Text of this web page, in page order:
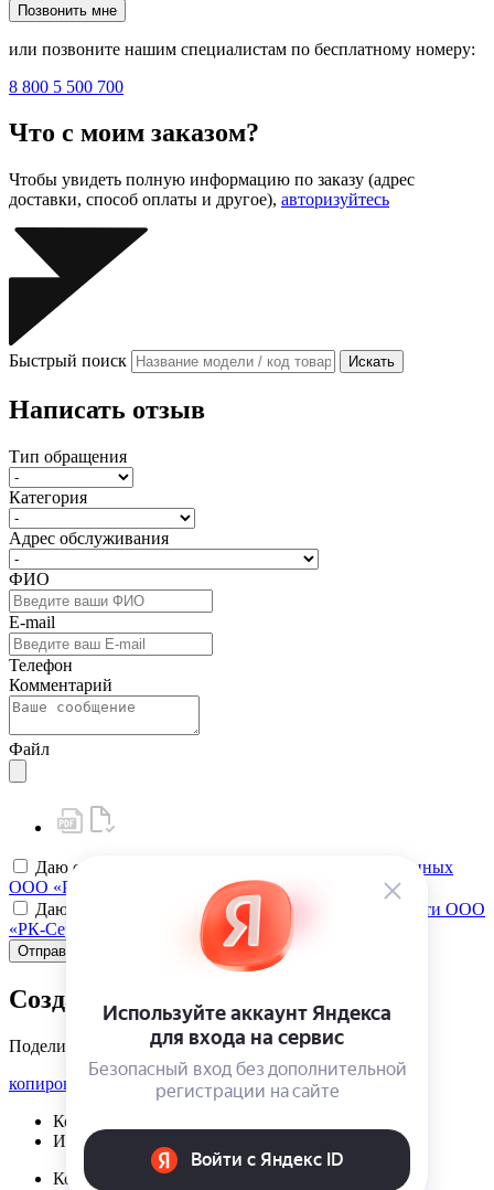
Позвонить мне
или позвоните нашим специалистам по бесплатному номеру:
8 800 5 500 700
Что с моим заказом?
Чтобы увидеть полную информацию по заказу (адрес
доставки, способ оплаты и другое), авторизуйтесь
Быстрый поиск Искать
Написать отзыв
Тип обращения
Категория
Адрес обслуживания
ФИО
E-mail
Телефон
Комментарий
Файл
Даю своё
согласие на обработку персональных данных
ООО «РК-Сервис»
Даю своё
согласие на политику конфиденциальности ООО
«РК-Сервис»
Отправить
Создать карту клиента
Поделиться
копировать ссылку
Корзина | {{ cart.items.value.length }}
Избранное | {{ initData.favoriteProducts.length }}
Корзина | {{ cart.items.value.length }}